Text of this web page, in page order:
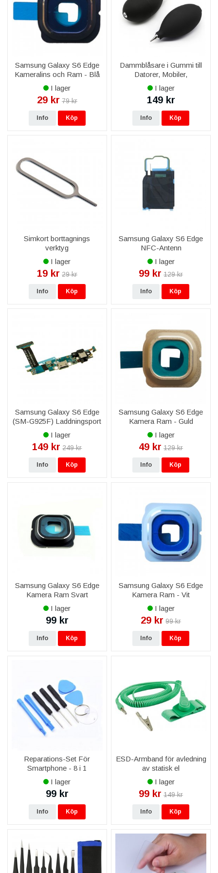
Ingår garanti?
Ja, livstidsgaranti på reservdelen, fri frakt över 999 kr och
leverans 1–3 vardagar.
på Samsung Galaxy S6 Edge SM-G925.
Samsung Galaxy S6 Edge
Kameralins och Ram - Blå
I lager
29 kr 79 kr
Info Köp
Dammblåsare i Gummi till
Datorer, Mobiler,
Kameralins
I lager
149 kr
Info Köp
Simkort borttagnings
verktyg
I lager
19 kr 29 kr
Info Köp
Samsung Galaxy S6 Edge
NFC-Antenn
I lager
99 kr 129 kr
Info Köp
Samsung Galaxy S6 Edge
(SM-G925F) Laddningsport
med flex
I lager
149 kr 249 kr
Info Köp
Samsung Galaxy S6 Edge
Kamera Ram - Guld
I lager
49 kr 129 kr
Info Köp
Samsung Galaxy S6 Edge
Kamera Ram Svart
I lager
99 kr
Info Köp
Samsung Galaxy S6 Edge
Kamera Ram - Vit
I lager
29 kr 99 kr
Info Köp
Reparations-Set För
Smartphone - 8 i 1
I lager
99 kr
Info Köp
ESD-Armband för avledning
av statisk el
I lager
99 kr 149 kr
Info Köp